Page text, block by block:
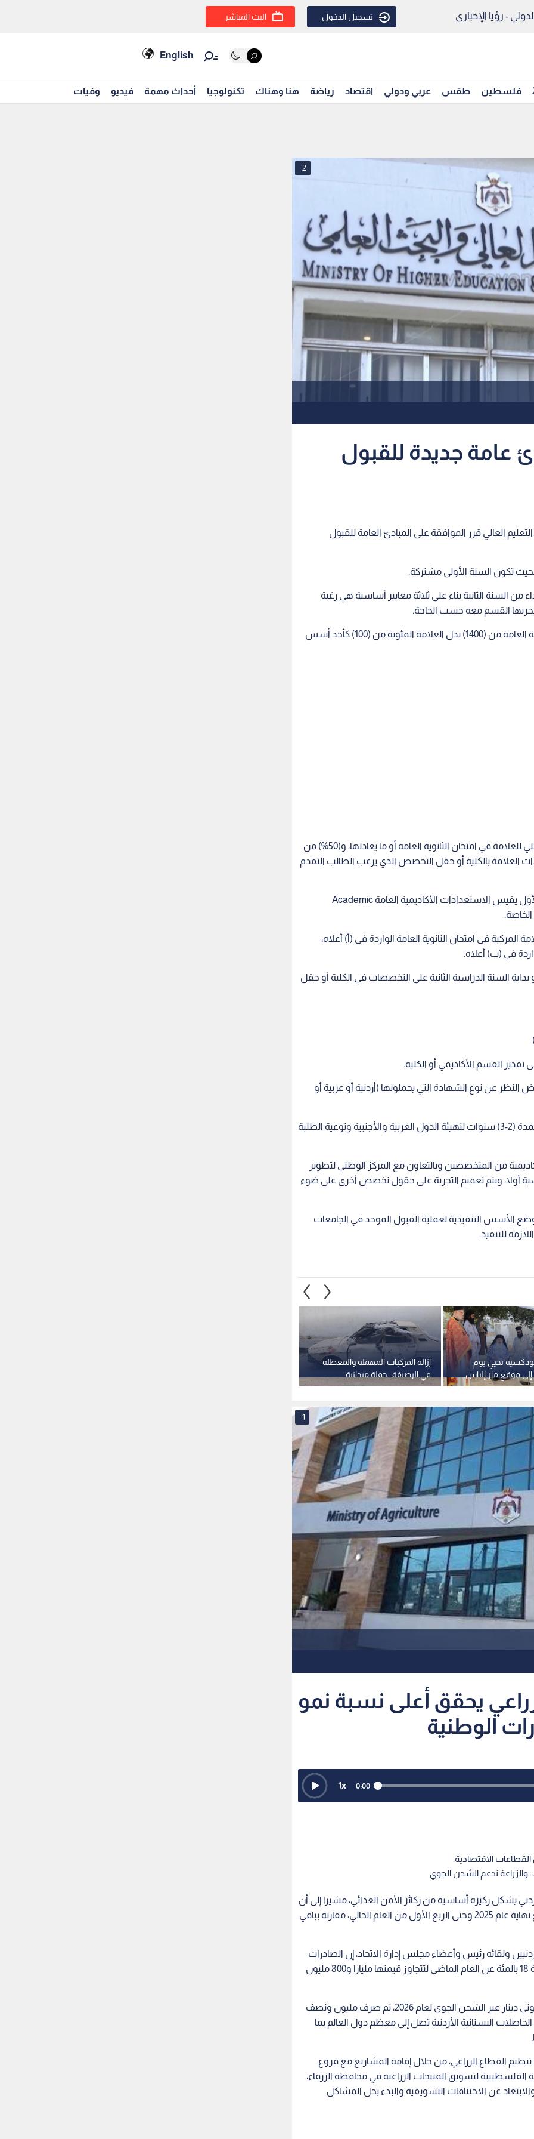
- رؤيا الإخباري تسجيل الدخول البث المباشر
English
فلسطين طقس عربي ودولي اقتصاد رياضة هنا وهناك تكنولوجيا أحداث مهمة فيديو وفيات
2
عامة جديدة للقبول
العالي قرر الموافقة على المبادئ العامة للقبول
من السنة الثانية بناء على ثلاثة معايير أساسية هي رغبة
يجريها القسم معه حسب الحاجة.
3. يتم اعتماد المجموع الكلي للعلامة في امتحان الثانوية العامة من (1400) بدل العلامة المئوية من (100) كأحد أسس
‌أ) علامة مركبة موزونة تشمل (50%) من المجموع الكلي للعلامة في امتحان الثانوية العامة أو ما يعادلها، و(50%) من
العلاقة بالكلية أو حقل التخصص الذي يرغب الطالب التقدم
‌ب) نتيجة الطالب في اختبار قبول ذي شقين، الشق الأول يقيس الاستعدادات الأكاديمية العامة Academic
للقبول من (60%) من العلامة المركبة في امتحان الثانوية العامة الواردة في (أ) أعلاه،
بداية السنة الدراسية الثانية على التخصصات في الكلية أو حقل
القسم الأكاديمي أو الكلية.
عن نوع الشهادة التي يحملونها (أردنية أو عربية أو
7. يستثنى الطلبة العرب والأجانب من هذه الأسس لمدة (2-3) سنوات لتهيئة الدول العربية والأجنبية وتوعية الطلبة
من المتخصصين وبالتعاون مع المركز الوطني لتطوير
أولا، ويتم تعميم التجربة على حقول تخصص أخرى على ضوء
وضع الأسس التنفيذية لعملية القبول الموحد في الجامعات
للتنفيذ.
إزالة المركبات المهملة والمعطلة
في الرصيفة.. حملة ميدانية
موسعة
تحيي يوم
إلى موقع مار إلياس
1
يحقق أعلى نسبة نمو
الوطنية
0:00
1x
القطاعات الاقتصادية.
يشكل ركيزة أساسية من ركائز الأمن الغذائي، مشيرا إلى أن
القطاع الزراعي حقق رغم التحديات أعلى نسبة نمو مع نهاية عام 2025 وحتى الربع الأول من العام الحالي، مقارنة بباقي
ولقائه رئيس وأعضاء مجلس إدارة الاتحاد، إن الصادرات
الزراعية زادت في النصف الأول من العام الحالي بنسبة 18 بالمئة عن العام الماضي لتتجاوز قيمتها مليارا و800 مليون
وأوضح أن الوزارة دعمت الصادرات الزراعية بمبلغ مليوني دينار عبر الشحن الجوي لعام 2026، تم صرف مليون ونصف
من 6 أشهر، لافتا إلى أن الحاصلات البستانية الأردنية تصل إلى معظم دول العالم بما
القطاع الزراعي، من خلال إقامة المشاريع مع فروع
لتسويق المنتجات الزراعية في محافظة الزرقاء،
عن الاختناقات التسويقية والبدء بحل المشاكل